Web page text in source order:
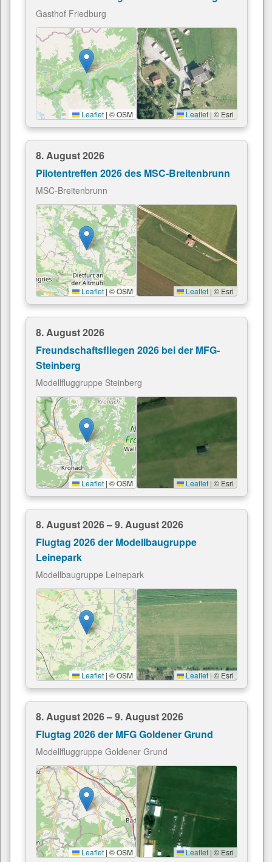
Gasthof Friedburg
Leaflet | © OSM Leaflet | © Esri
8. August 2026
Pilotentreffen 2026 des MSC-Breitenbrunn
MSC-Breitenbrunn
Leaflet | © OSM Leaflet | © Esri
8. August 2026
Freundschaftsfliegen 2026 bei der MFG-
Steinberg
Modellfluggruppe Steinberg
Leaflet | © OSM Leaflet | © Esri
8. August 2026 – 9. August 2026
Flugtag 2026 der Modellbaugruppe
Leinepark
Modellbaugruppe Leinepark
Leaflet | © OSM Leaflet | © Esri
8. August 2026 – 9. August 2026
Flugtag 2026 der MFG Goldener Grund
Modellfluggruppe Goldener Grund
Leaflet | © OSM Leaflet | © Esri